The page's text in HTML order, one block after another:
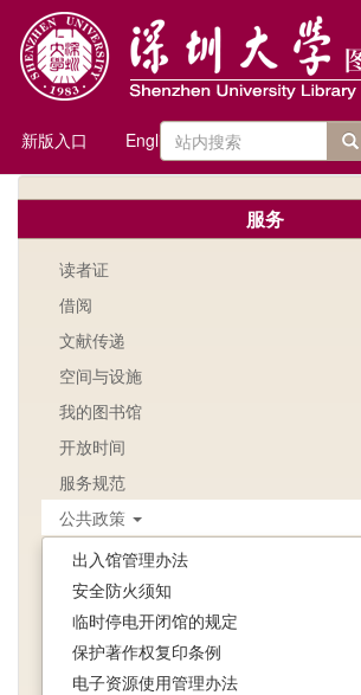
新版入口 English搜
索
站内搜索
服务
读者证
借阅
文献传递
空间与设施
我的图书馆
开放时间
服务规范
公共政策
出入馆管理办法
安全防火须知
临时停电开闭馆的规定
保护著作权复印条例
电子资源使用管理办法